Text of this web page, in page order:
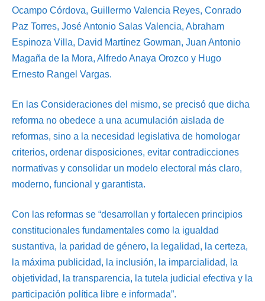
Ocampo Córdova, Guillermo Valencia Reyes, Conrado
Paz Torres, José Antonio Salas Valencia, Abraham
Espinoza Villa, David Martínez Gowman, Juan Antonio
Magaña de la Mora, Alfredo Anaya Orozco y Hugo
Ernesto Rangel Vargas.
En las Consideraciones del mismo, se precisó que dicha
reforma no obedece a una acumulación aislada de
reformas, sino a la necesidad legislativa de homologar
criterios, ordenar disposiciones, evitar contradicciones
normativas y consolidar un modelo electoral más claro,
moderno, funcional y garantista.
Con las reformas se “desarrollan y fortalecen principios
constitucionales fundamentales como la igualdad
sustantiva, la paridad de género, la legalidad, la certeza,
la máxima publicidad, la inclusión, la imparcialidad, la
objetividad, la transparencia, la tutela judicial efectiva y la
participación política libre e informada”.